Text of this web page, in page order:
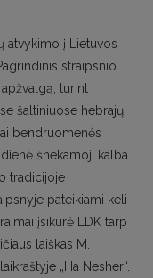
atvykimo į Lietuvos
straipsnio
turint
šaltiniuose hebrajų
bendruomenės
šnekamoji kalba
tradicijoje
pateikiami keli
įsikūrė LDK tarp
laiškas M.
„Ha Nesher“.